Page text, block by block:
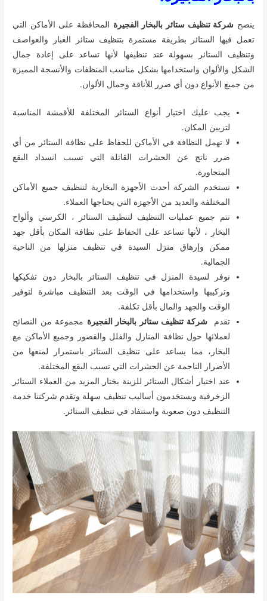
ينصح شركة تنظيف ستائر بالبخار الفجيرة المحافظة على الأماكن التي
تعمل فيها الستائر بطريقة مستمرة بتنظيف ستائر الغبار والعواصف
وتنظيف الستائر بسهولة عند تنظيفها لأنها تساعد على إعادة جمال
الشكل والألوان واستخدامها بشكل مناسب المنظفات والأنسجة المميزة
من جميع الأنواع دون أي ضرر للأناقة وجمال الألوان.
يجب عليك اختيار أنواع الستائر المختلفة للأقمشة المناسبة
لتزيين المكان.
لا تهمل النظافة في الأماكن للحفاظ على نظافة الستائر من أي
ضرر ناتج عن الحشرات القاتلة التي تسبب انسداد البقع
المتجاورة.
تستخدم الشركة أحدث الأجهزة البخارية لتنظيف جميع الأماكن
المختلفة والعديد من الأجهزة التي يحتاجها العملاء.
تتم جميع عمليات التنظيف لتنظيف الستائر ، الكرسي وألواح
البخار ، لأنها تساعد على الحفاظ على نظافة المكان بأقل جهد
ممكن وإرهاق منزل السيدة في تنظيف منزلها من الناحية
الجمالية.
نوفر لسيدة المنزل في تنظيف الستائر بالبخار دون تفكيكها
وتركيبها واستخدامها في الوقت بعد التنظيف مباشرة لتوفير
الوقت والجهد والمال بأقل تكلفة.
تقدمشركة تنظيف ستائر بالبخار الفجيرة مجموعة من النصائح
لعملائها حول نظافة المنازل والفلل والقصور وجميع الأماكن مع
البخار، مما يساعد على تنظيف الستائر باستمرار لمنعها من
الأضرار الناجمة عن الحشرات التي تسبب البقع المختلفة.
عند اختيار أشكال الستائر للزينة يختار المزيد من العملاء الستائر
الزخرفية ويستخدمون أساليب تنظيف سهلة وتقدم شركتنا خدمة
التنظيف دون صعوبة واستنفاد في تنظيف الستائر.